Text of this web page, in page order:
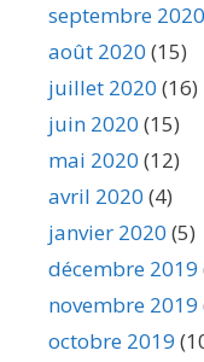
septembre 2020
août 2020 (15)
juillet 2020 (16)
juin 2020 (15)
mai 2020 (12)
avril 2020 (4)
janvier 2020 (5)
décembre 2019
novembre 2019
octobre 2019